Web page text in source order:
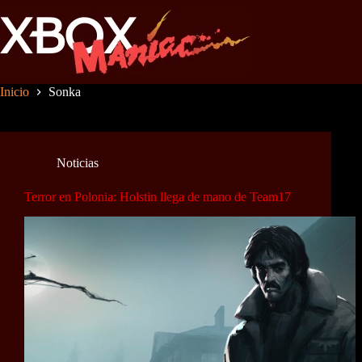
al
contenido
Inicio Sonka
Noticias
Terror en Polonia: Holstin llega de mano de Team17